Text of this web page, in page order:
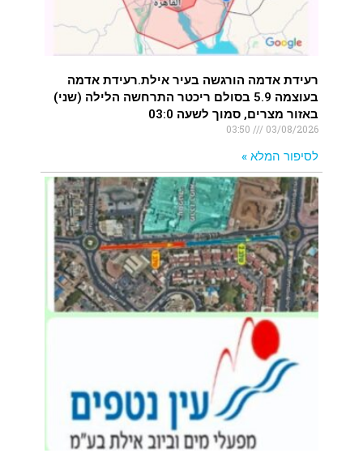
רעידת אדמה הורגשה בעיר אילת.רעידת אדמה
בעוצמה 5.9 בסולם ריכטר התרחשה הלילה (שני)
באזור מצרים, סמוך לשעה 03:0
03/08/2026
לסיפור המלא »